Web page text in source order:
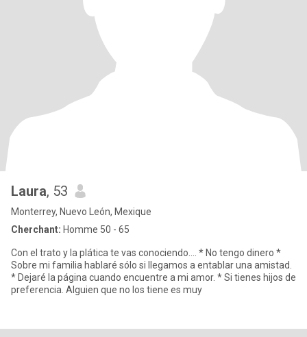
Laura, 53
Monterrey, Nuevo León, Mexique
Cherchant: Homme 50 - 65
Con el trato y la plática te vas conociendo.... * No tengo dinero *
Sobre mi familia hablaré sólo si llegamos a entablar una amistad.
* Dejaré la página cuando encuentre a mi amor. * Si tienes hijos de
preferencia. Alguien que no los tiene es muy